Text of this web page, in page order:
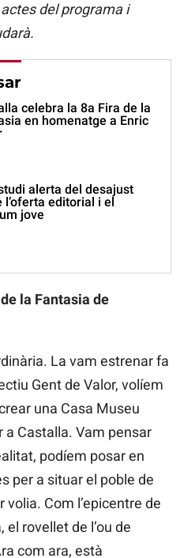
del programa i
celebra la 8a Fira de la
en homenatge a Enric
alerta del desajust
l’oferta editorial i el
jove
la Fantasia de
La vam estrenar fa
Gent de Valor, volíem
una Casa Museu
a Castalla. Vam pensar
podíem posar en
per a situar el poble de
volia. Com l’epicentre de
rovellet de l’ou de
com ara, està